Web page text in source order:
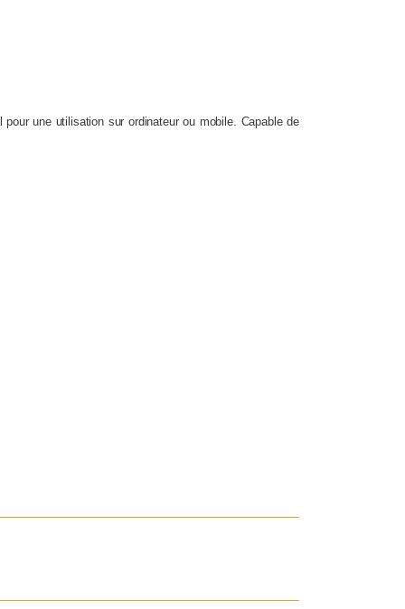
une utilisation sur ordinateur ou mobile. Capable de